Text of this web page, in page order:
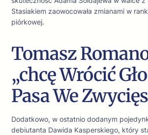
Stasiakiem zaowocowała zmianami w
piórkowej.
Tomasz
„chcę Wrócić
Pasa We
Dodatkowo, w ostatnio dodanym
debiutanta Dawida Kasperskiego, który